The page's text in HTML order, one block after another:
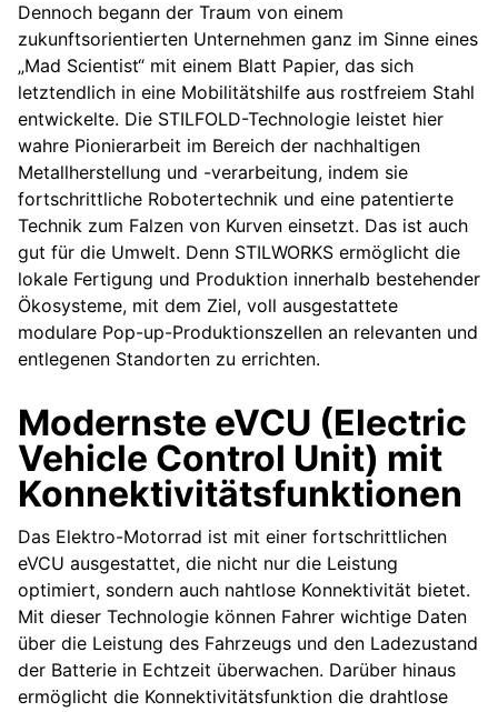
Dennoch begann der Traum von einem
zukunftsorientierten Unternehmen ganz im Sinne eines
„Mad Scientist“ mit einem Blatt Papier, das sich
letztendlich in eine Mobilitätshilfe aus rostfreiem Stahl
entwickelte. Die STILFOLD-Technologie leistet hier
wahre Pionierarbeit im Bereich der nachhaltigen
Metallherstellung und -verarbeitung, indem sie
fortschrittliche Robotertechnik und eine patentierte
Technik zum Falzen von Kurven einsetzt. Das ist auch
gut für die Umwelt. Denn STILWORKS ermöglicht die
lokale Fertigung und Produktion innerhalb bestehender
Ökosysteme, mit dem Ziel, voll ausgestattete
modulare Pop-up-Produktionszellen an relevanten und
entlegenen Standorten zu errichten.
Modernste eVCU (Electric
Vehicle Control Unit) mit
Konnektivitätsfunktionen
Das Elektro-Motorrad ist mit einer fortschrittlichen
eVCU ausgestattet, die nicht nur die Leistung
optimiert, sondern auch nahtlose Konnektivität bietet.
Mit dieser Technologie können Fahrer wichtige Daten
über die Leistung des Fahrzeugs und den Ladezustand
der Batterie in Echtzeit überwachen. Darüber hinaus
ermöglicht die Konnektivitätsfunktion die drahtlose